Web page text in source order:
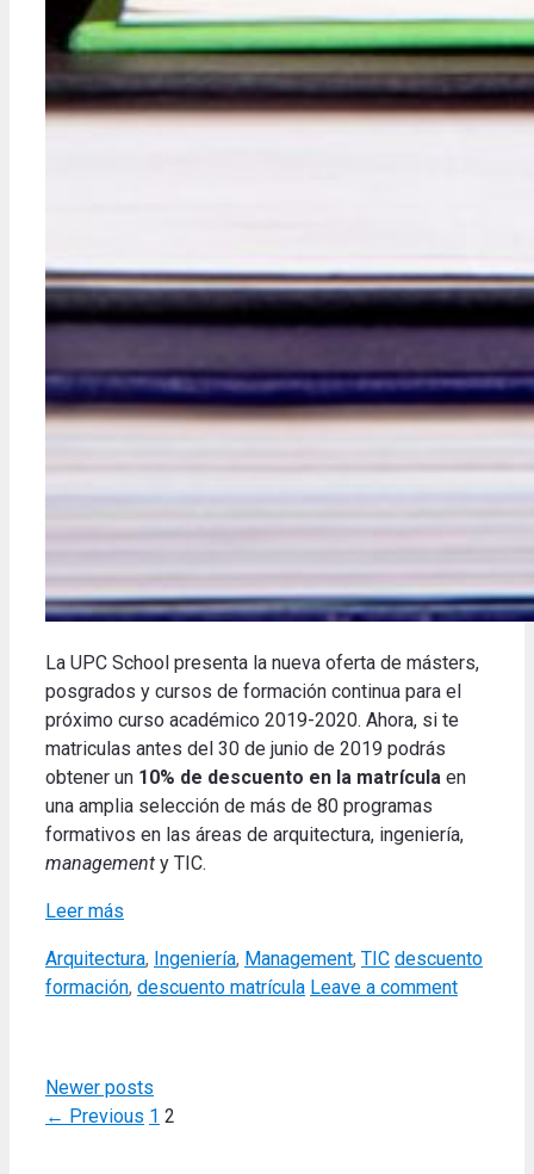
La UPC School presenta la nueva oferta de másters,
posgrados y cursos de formación continua para el
próximo curso académico 2019-2020. Ahora, si te
matriculas antes del 30 de junio de 2019 podrás
obtener un 10% de descuento en la matrícula en
una amplia selección de más de 80 programas
formativos en las áreas de arquitectura, ingeniería,
management y TIC.
Leer más
Categories
Arquitectura, Ingeniería, Management, TIC Tags
descuento
formación, descuento matrícula Leave a comment
Newer posts
← Previous Page
1 Page
2